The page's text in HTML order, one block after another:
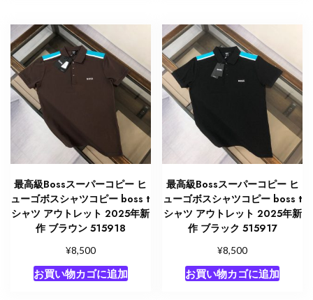
最高級Bossスーパーコピー ヒ
ューゴボスシャツコピー boss t
シャツ アウトレット 2025年新
作 ブラウン 515918
¥8,500
お買い物カゴに追加
最高級Bossスーパーコピー ヒ
ューゴボスシャツコピー boss t
シャツ アウトレット 2025年新
作 ブラック 515917
¥8,500
お買い物カゴに追加